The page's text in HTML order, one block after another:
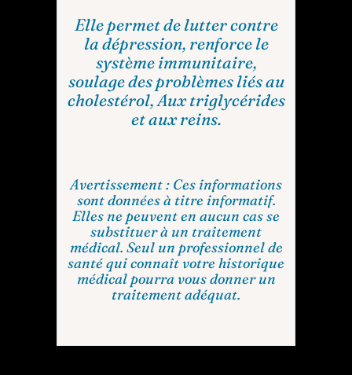
Elle permet de lutter contre
la dépression, renforce le
système immunitaire,
soulage des problèmes liés au
cholestérol, Aux triglycérides
et aux reins.
Avertissement : Ces informations
sont données à titre informatif.
Elles ne peuvent en aucun cas se
substituer à un traitement
médical. Seul un professionnel de
santé qui connaît votre historique
médical pourra vous donner un
traitement adéquat.